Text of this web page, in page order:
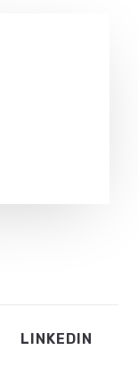
LINKEDIN